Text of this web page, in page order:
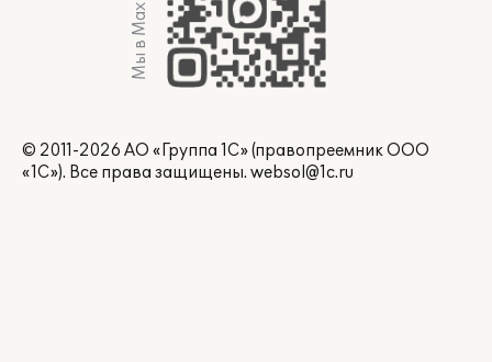
Мы в Max
© 2011-2026 АО «Группа 1С» (правопреемник ООО
«1С»). Все права защищены. websol@1c.ru